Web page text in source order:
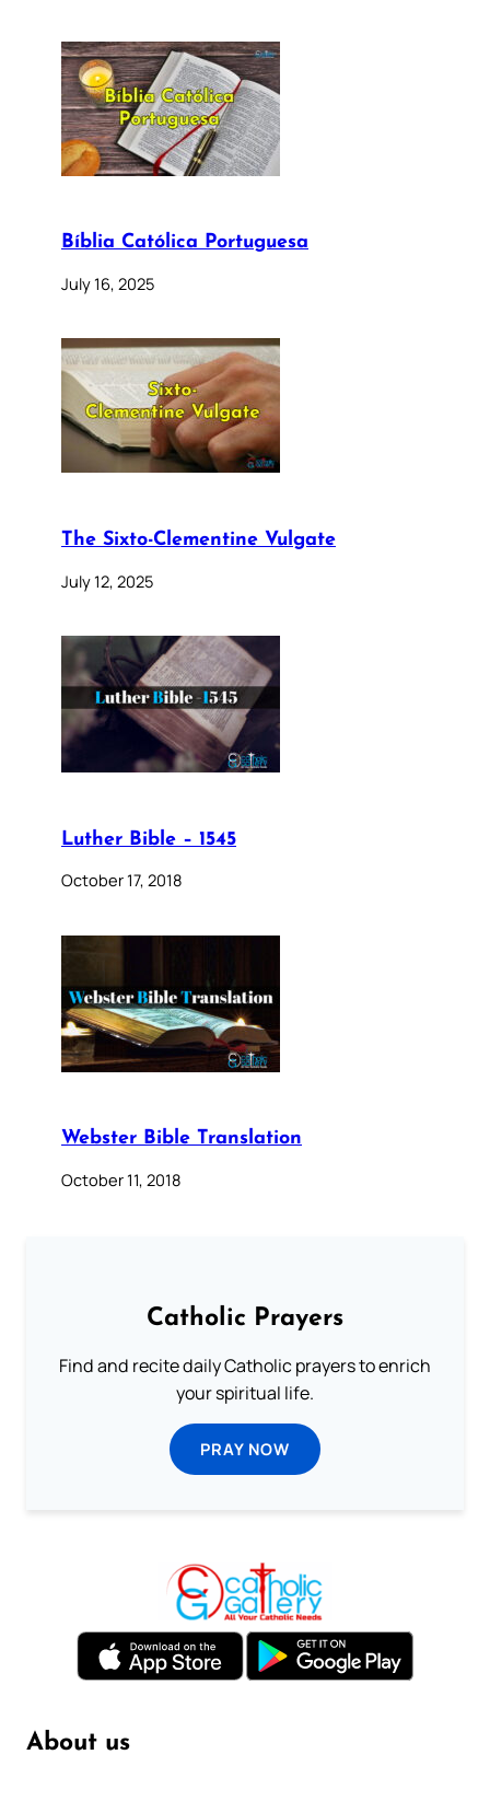
Bíblia Católica Portuguesa
July 16, 2025
The Sixto-Clementine Vulgate
July 12, 2025
Luther Bible – 1545
October 17, 2018
Webster Bible Translation
October 11, 2018
Catholic Prayers
Find and recite daily Catholic prayers to enrich
your spiritual life.
PRAY NOW
About us